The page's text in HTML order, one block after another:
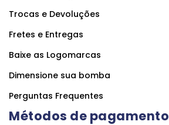
Trocas e Devoluções
Fretes e Entregas
Baixe as Logomarcas
Dimensione sua bomba
Perguntas Frequentes
Métodos de pagamento